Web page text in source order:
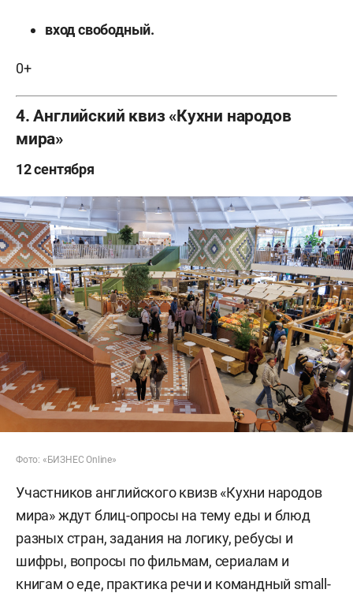
вход свободный.
0+
4. Английский квиз «Кухни народов
мира»
12 сентября
Фото: «БИЗНЕС Online»
Участников английского квизв «Кухни народов
мира» ждут блиц-опросы на тему еды и блюд
разных стран, задания на логику, ребусы и
шифры, вопросы по фильмам, сериалам и
книгам о еде, практика речи и командный small-